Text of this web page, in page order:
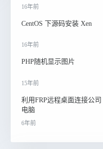
16年前
CentOS 下源码安装 Xen
16年前
PHP随机显示图片
15年前
利用FRP远程桌面连接公司
电脑
6年前